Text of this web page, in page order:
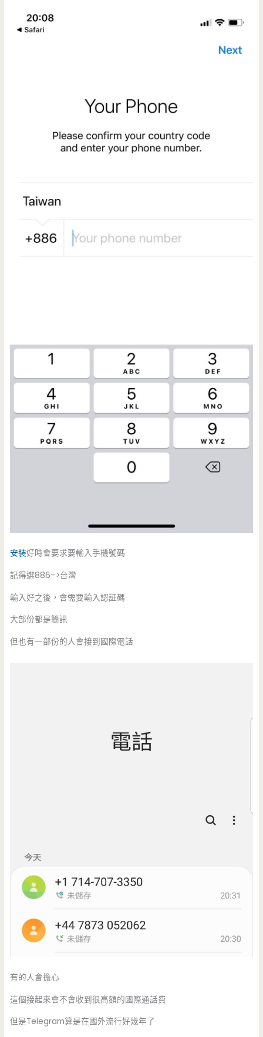
安裝好時會要求要輸入手機號碼
記得選886–>台灣
輸入好之後，會需要輸入認証碼
大部份都是簡訊
但也有一部份的人會接到國際電話
有的人會擔心
這個接起來會不會收到很高額的國際通話費
但是Telegram算是在國外流行好幾年了